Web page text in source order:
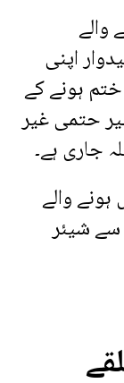
والے
میں 24 حلقوں پر 396 امیدوار اپنی
ہونے کے
حتمی غیر
جاری ہے۔
ہونے والے
سے شیئر